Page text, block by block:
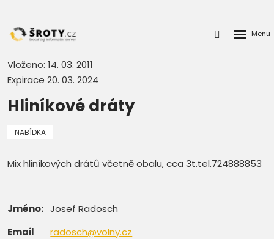
Přihlášení
Vloženo: 14. 03. 2011
Expirace 20. 03. 2024
Hliníkové dráty
NABÍDKA
Mix hliníkových drátů včetně obalu, cca 3t.tel.724888853
Jméno: Josef Radosch
Email
radosch@volny.cz